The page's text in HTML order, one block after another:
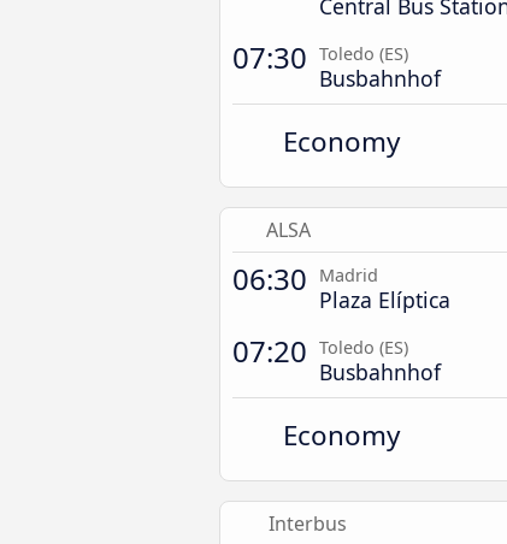
Central Bus
07:30 Toledo (ES)
Busbahnhof
Economy
ALSA
06:30 Madrid
Plaza Elíptica
07:20 Toledo (ES)
Busbahnhof
Economy
Interbus